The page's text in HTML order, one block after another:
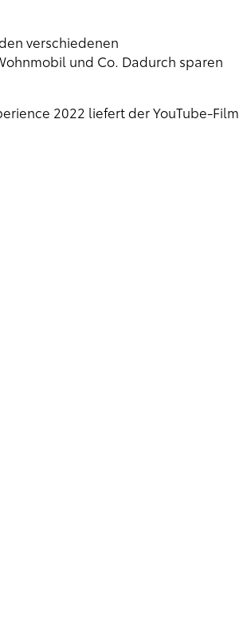
verschiedenen
und Co. Dadurch sparen
2022 liefert der YouTube-Film